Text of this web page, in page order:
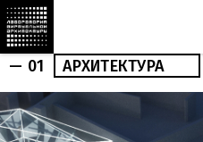
АРХИТЕКТУРА
НОВОСТИ
— 01 АРХИТЕКТУРА